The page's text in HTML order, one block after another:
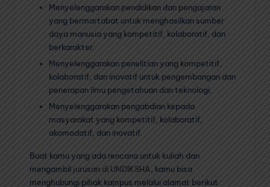
Menyelenggarakan pendidikan dan pengajaran
yang bermartabat untuk menghasilkan sumber
daya manusia yang kompetitif, kolaboratif, dan
berkarakter.
Menyelenggarakan penelitian yang kompetitif,
kolaboratif, dan inovatif untuk pengembangan dan
penerapan ilmu pengetahuan dan teknologi.
Menyelenggarakan pengabdian kepada
masyarakat yang kompetitif, kolaboratif,
akomodatif, dan inovatif.
Buat kamu yang ada rencana untuk kuliah dan
mengambil jurusan di UNDIKSHA
, kamu bisa
menghubungi pihak kampus melalui alamat berikut :